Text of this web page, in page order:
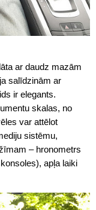
ar daudz mazām
salīdzinām ar
ir elegants.
skalas, no
var attēlot
sistēmu,
– hronometrs
apļa laiki